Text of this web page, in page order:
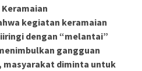
kegiatan keramaian
dengan “melantai”
gangguan
masyarakat diminta untuk